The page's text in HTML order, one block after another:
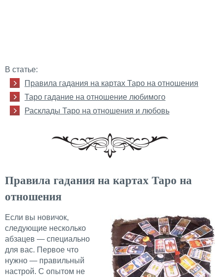
В статье:
Правила гадания на картах Таро на отношения
Таро гадание на отношение любимого
Расклады Таро на отношения и любовь
Правила гадания на картах Таро на
отношения
Если вы новичок,
следующие несколько
абзацев — специально
для вас. Первое что
нужно — правильный
настрой. С опытом не